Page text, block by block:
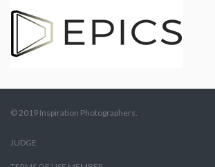
© 2019 Inspiration Photographers.
JUDGE